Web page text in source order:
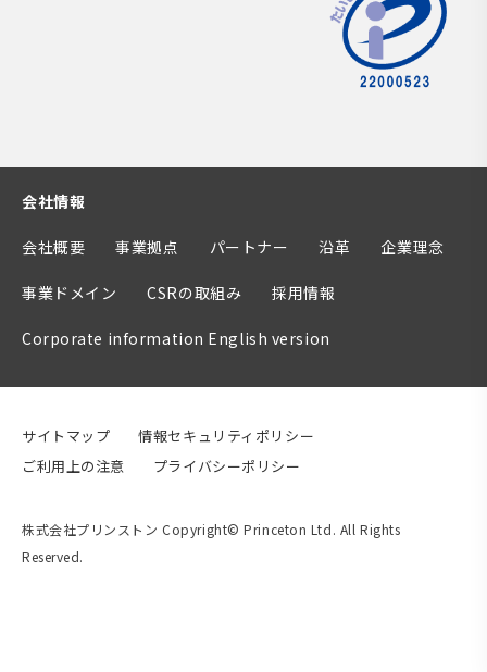
会社情報
会社概要 事業拠点 パートナー 沿革 企業理念
事業ドメイン CSRの取組み 採用情報
Corporate information English version
サイトマップ
情報セキュリティポリシー
ご利用上の注意
プライバシーポリシー
株式会社プリンストン Copyright© Princeton Ltd. All Rights
Reserved.